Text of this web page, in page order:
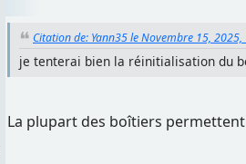
Citation de: Yann35 le Novembre 15,
je tenterai bien la réinitialisation du
La plupart des boîtiers